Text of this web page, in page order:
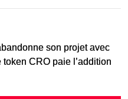
son projet avec
token CRO paie l’addition